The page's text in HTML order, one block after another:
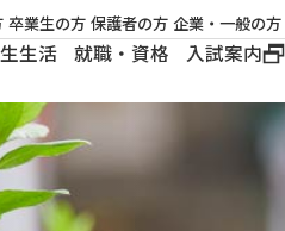
卒業生の方 保護者の方 企業・一般の方
生活 就職・資格 入試案内
建学の精神